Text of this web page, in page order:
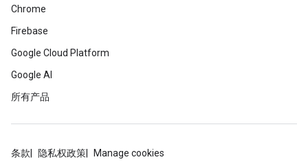
Chrome
Firebase
Google Cloud Platform
Google AI
所有产品
条款 隐私权政策 Manage cookies